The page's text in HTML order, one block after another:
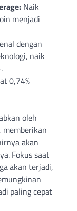
Naik
menjadi
dengan
naik
0,74%
oleh
akan
Fokus saat
akan terjadi,
paling cepat